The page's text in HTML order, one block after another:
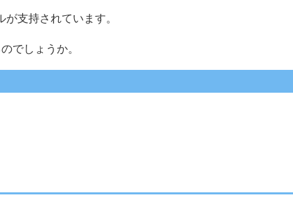
支持されています。
でしょうか。